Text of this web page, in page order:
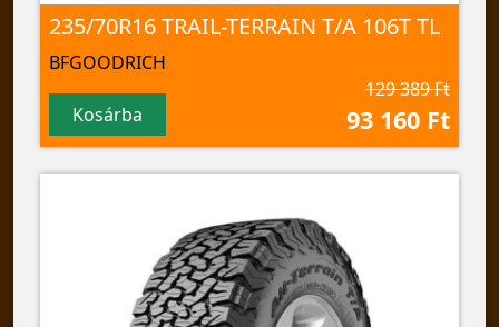
235/70R16 TRAIL-TERRAIN T/A 106T TL
BFGOODRICH
Kosárba
129 389 Ft
93 160 Ft